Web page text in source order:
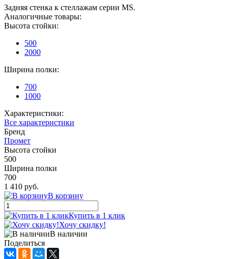
Задняя стенка к стеллажам серии MS.
Аналогичные товары:
Высота стойки:
500
2000
Ширина полки:
700
1000
Характеристики:
Все характеристики
Бренд
Промет
Высота стойки
500
Ширина полки
700
1 410 руб.
В корзину
Купить в 1 клик
Хочу скидку!
В наличии
Поделиться